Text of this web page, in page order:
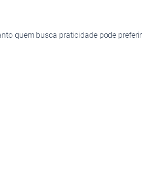
quem busca praticidade pode preferir